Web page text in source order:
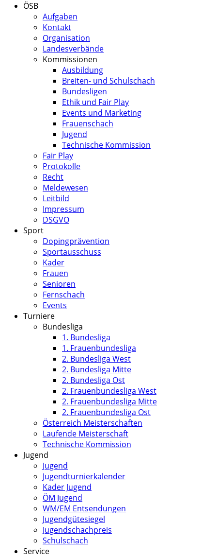
ÖSB
Aufgaben
Kontakt
Organisation
Landesverbände
Kommissionen
Ausbildung
Breiten- und Schulschach
Bundesligen
Ethik und Fair Play
Events und Marketing
Frauenschach
Jugend
Technische Kommission
Fair Play
Protokolle
Recht
Meldewesen
Leitbild
Impressum
DSGVO
Sport
Dopingprävention
Sportausschuss
Kader
Frauen
Senioren
Fernschach
Events
Turniere
Bundesliga
1. Bundesliga
1. Frauenbundesliga
2. Bundesliga West
2. Bundesliga Mitte
2. Bundesliga Ost
2. Frauenbundesliga West
2. Frauenbundesliga Mitte
2. Frauenbundesliga Ost
Österreich Meisterschaften
Laufende Meisterschaft
Technische Kommission
Jugend
Jugend
Jugendturnierkalender
Kader Jugend
ÖM Jugend
WM/EM Entsendungen
Jugendgütesiegel
Jugendschachpreis
Schulschach
Service